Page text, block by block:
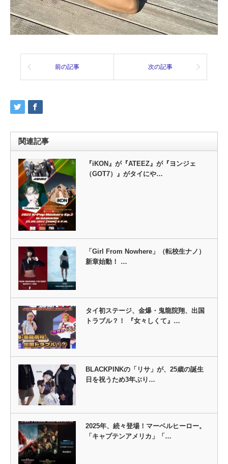
前の記事 次の記事
関連記事
『iKON』が『ATEEZ』が『ヨンジェ
（GOT7）』がタイにや…
「Girl From Nowhere」（転校生ナノ）
新章始動！ …
タイ初ステージ、金爆・鬼龍院翔、出国
トラブル？！ 『女々しくて』…
BLACKPINKの「リサ」が、25歳の誕生
日を祝うため3年ぶり…
2025年、続々登場！マーベルヒーロー。
「キャプテンアメリカ」「…